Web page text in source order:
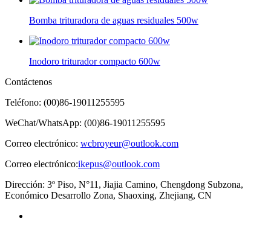
Bomba trituradora de aguas residuales 500w
Inodoro triturador compacto 600w
Contáctenos
Teléfono: (00)86-19011255595
WeChat/WhatsApp: (00)86-19011255595
Correo electrónico: wcbroyeur@outlook.com
Correo electrónico:ikepus@outlook.com
Dirección: 3º Piso, N°11, Jiajia Camino, Chengdong Subzona,
Económico Desarrollo Zona, Shaoxing, Zhejiang, CN